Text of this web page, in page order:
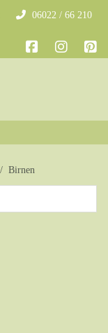
06022 / 66 210
Birnen